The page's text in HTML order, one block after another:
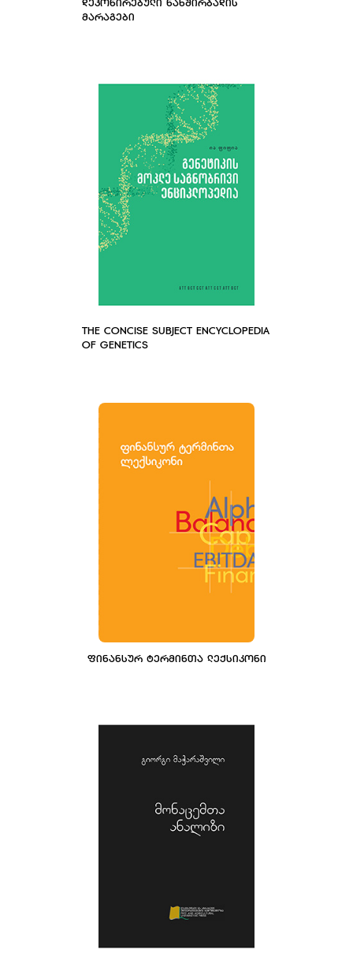
ᲓᲔᲞᲝᲜᲘᲠᲔᲑᲣᲚᲘ ᲜᲐᲮᲨᲘᲠᲑᲐᲓᲘᲡ
ᲛᲐᲠᲐᲒᲔᲑᲘ
THE CONCISE SUBJECT ENCYCLOPEDIA
OF GENETICS
ᲤᲘᲜᲐᲜᲡᲣᲠ ᲢᲔᲠᲛᲘᲜᲗᲐ ᲚᲔᲥᲡᲘᲙᲝᲜᲘ